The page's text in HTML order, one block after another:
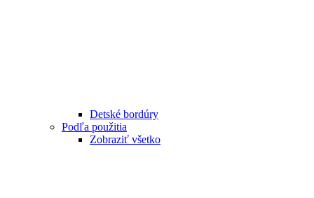
Detské bordúry
Podľa použitia
Zobraziť všetko